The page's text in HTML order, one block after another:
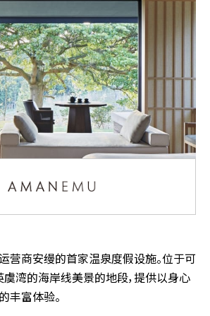
营商安缦的首家温泉度假设施。位于可
虞湾的海岸线美景的地段，提供以身心
丰富体验。